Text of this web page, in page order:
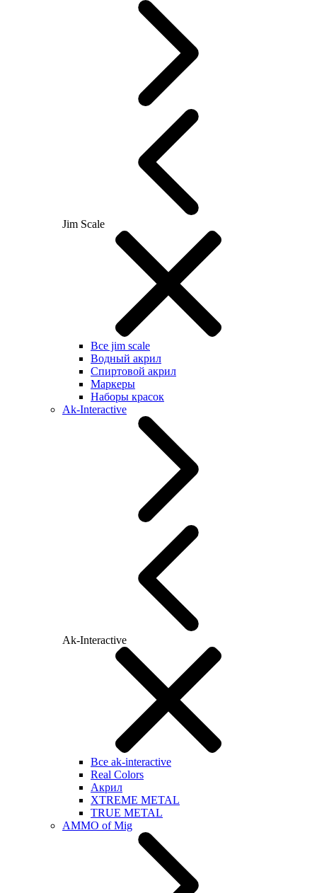
Jim Scale
Все jim scale
Водный акрил
Спиртовой акрил
Маркеры
Наборы красок
Ak-Interactive
Ak-Interactive
Все ak-interactive
Real Colors
Акрил
XTREME METAL
TRUE METAL
AMMO of Mig